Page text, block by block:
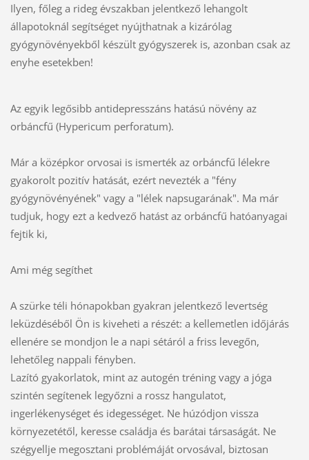
Ilyen, főleg a rideg évszakban jelentkező lehangolt
állapotoknál segítséget nyújthatnak a kizárólag
gyógynövényekből készült gyógyszerek is, azonban csak az
enyhe esetekben!
Az egyik legősibb antidepresszáns hatású növény az
orbáncfű (Hypericum perforatum).
Már a középkor orvosai is ismerték az orbáncfű lélekre
gyakorolt pozitív hatását, ezért nevezték a "fény
gyógynövényének" vagy a "lélek napsugarának". Ma már
tudjuk, hogy ezt a kedvező hatást az orbáncfű hatóanyagai
fejtik ki,
Ami még segíthet
A szürke téli hónapokban gyakran jelentkező levertség
leküzdéséből Ön is kiveheti a részét: a kellemetlen időjárás
ellenére se mondjon le a napi sétáról a friss levegőn,
lehetőleg nappali fényben.
Lazító gyakorlatok, mint az autogén tréning vagy a jóga
szintén segítenek legyőzni a rossz hangulatot,
ingerlékenységet és idegességet. Ne húzódjon vissza
környezetétől, keresse családja és barátai társaságát. Ne
szégyellje megosztani problémáját orvosával, biztosan